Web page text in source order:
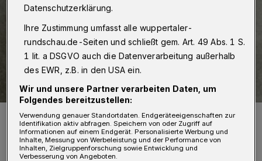
Anna Lisa Azur moderiert.
Foto: Underground
Datenschutzerklärung.
Ihre Zustimmung umfasst alle wuppertaler-
rundschau.de-Seiten und schließt gem. Art. 49 Abs. 1 S.
1 lit. a DSGVO auch die Datenverarbeitung außerhalb
des EWR, z.B. in den USA ein.
Wir und unsere Partner verarbeiten Daten, um
Folgendes bereitzustellen:
Verwendung genauer Standortdaten. Endgeräteeigenschaften zur
Identifikation aktiv abfragen. Speichern von oder Zugriff auf
Informationen auf einem Endgerät. Personalisierte Werbung und
Inhalte, Messung von Werbeleistung und der Performance von
Inhalten, Zielgruppenforschung sowie Entwicklung und
Verbesserung von Angeboten.